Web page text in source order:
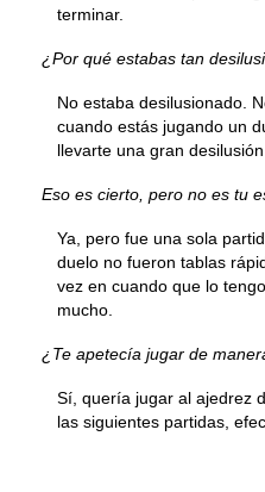
terminar.
¿Por qué estabas tan
No estaba desilusionado.
cuando estás jugando un
llevarte una gran
Eso es cierto, pero no es tu
Ya, pero fue una sola
duelo no fueron tablas
vez en cuando que lo
mucho.
¿Te apetecía jugar de
Sí, quería jugar al ajedrez
las siguientes partidas,